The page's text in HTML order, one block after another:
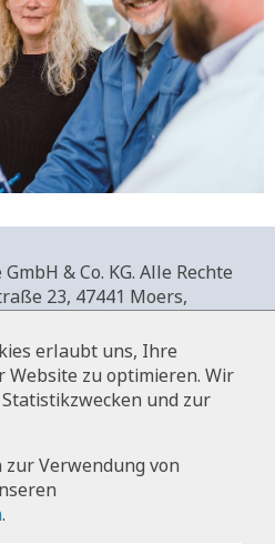
& Co. KG. Alle Rechte
23, 47441 Moers,
frischeprodukte.de
erlaubt uns, Ihre
Website zu optimieren. Wir
und zur
Verwendung von
.